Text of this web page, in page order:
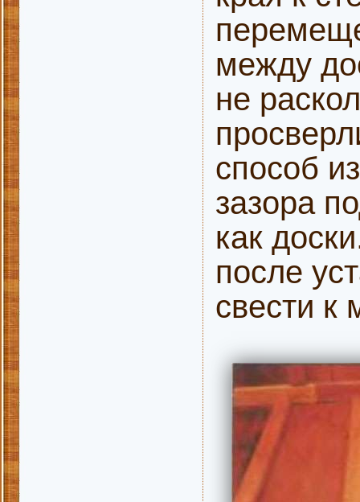
между
не
способ
зазора
как
после
свести к